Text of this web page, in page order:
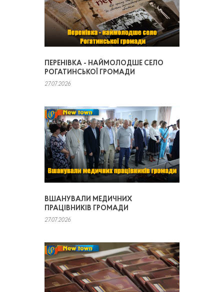
ПЕРЕНІВКА - НАЙМОЛОДШЕ СЕЛО
РОГАТИНСЬКОЇ ГРОМАДИ
27.07.2026
ВШАНУВАЛИ МЕДИЧНИХ
ПРАЦІВНИКІВ ГРОМАДИ
27.07.2026